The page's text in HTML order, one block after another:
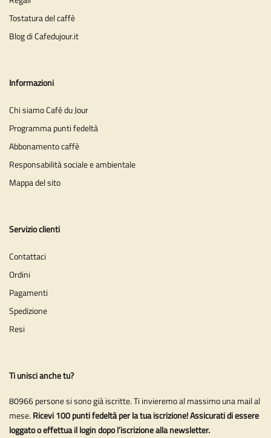
Tostatura del caffè
Blog di Cafedujour.it
Informazioni
Chi siamo Café du Jour
Programma punti fedeltà
Abbonamento caffè
Responsabilità sociale e ambientale
Mappa del sito
Servizio clienti
Contattaci
Ordini
Pagamenti
Spedizione
Resi
Ti unisci anche tu?
80966 persone si sono già iscritte. Ti invieremo al massimo una mail al
mese. Ricevi 100 punti fedeltà per la tua iscrizione! Assicurati di essere
loggato o effettua il login dopo l’iscrizione alla newsletter.